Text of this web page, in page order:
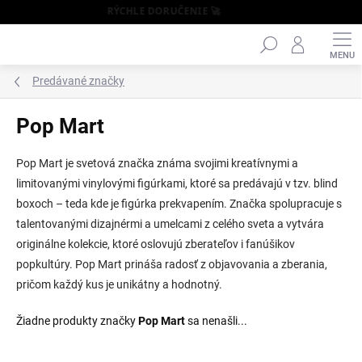
RÝCHLE DORUČENIE 🚀
Predávané značky
Pop Mart
Pop Mart je svetová značka známa svojimi kreatívnymi a
limitovanými vinylovými figúrkami, ktoré sa predávajú v tzv. blind
boxoch – teda kde je figúrka prekvapením. Značka spolupracuje s
talentovanými dizajnérmi a umelcami z celého sveta a vytvára
originálne kolekcie, ktoré oslovujú zberateľov i fanúšikov
popkultúry. Pop Mart prináša radosť z objavovania a zberania,
pričom každý kus je unikátny a hodnotný.
Žiadne produkty značkyPop Martsa nenašli...